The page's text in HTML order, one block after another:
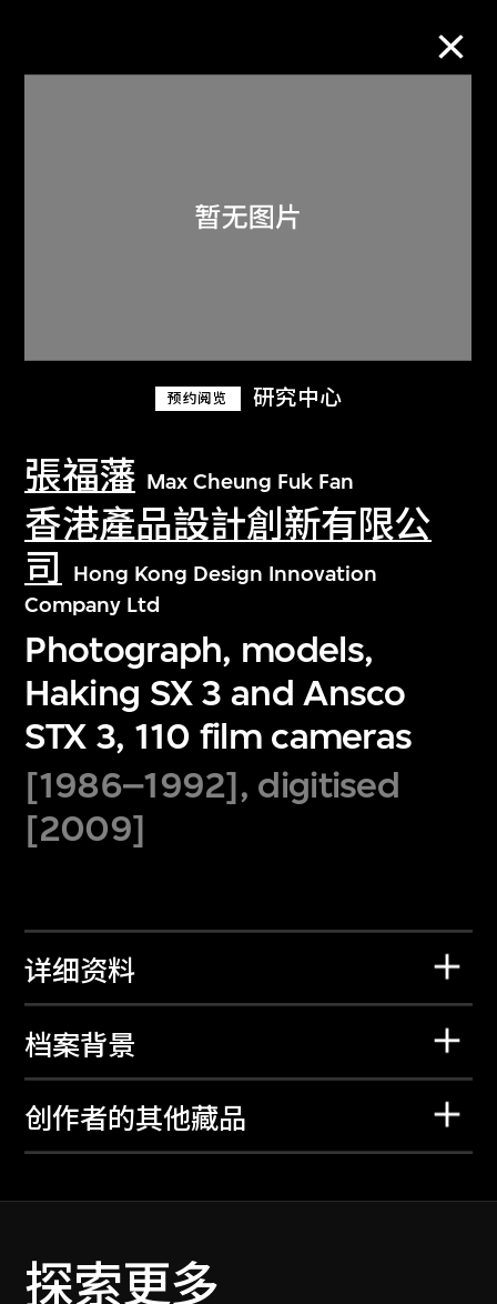
预约阅览 研究中心
張福藩 Max Cheung Fuk Fan
香港產品設計創新有限公
司
Hong Kong Design Innovation
Company Ltd
Photograph, models,
Haking SX 3 and Ansco
STX 3, 110 film cameras
[1986–1992], digitised
[2009]
详细资料
档案背景
创作者的其他藏品
探索更多
关于M+藏品
探索世界顶级的二十及二十一世纪视觉
文化藏品。